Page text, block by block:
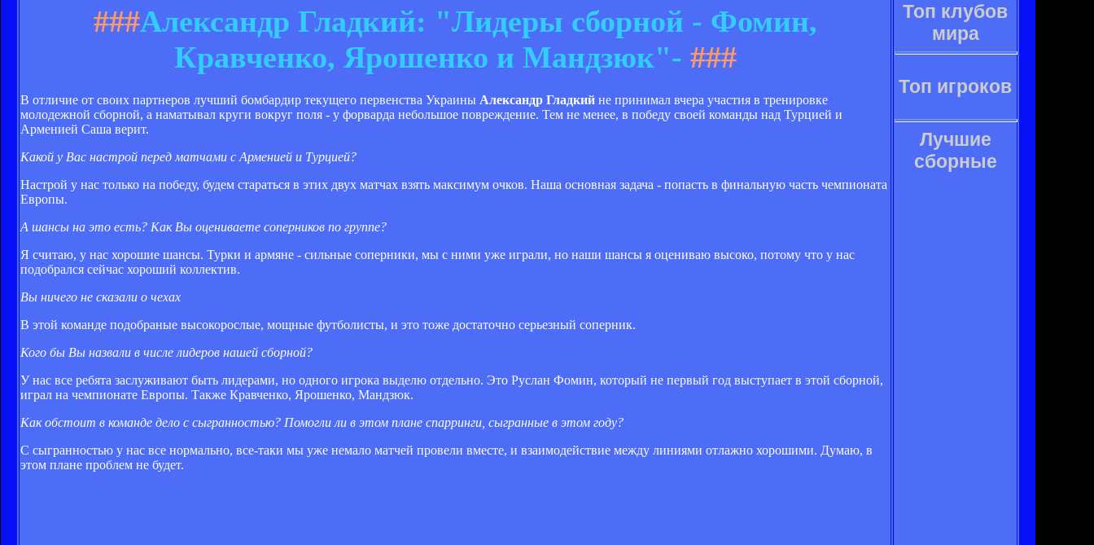
###Александр Гладкий: "Лидеры сборной - Фомин,
Кравченко, Ярошенко и Мандзюк"- ###
В отличие от своих партнеров лучший бомбардир текущего первенства Украины Александр Гладкий не принимал вчера участия в тренировке
молодежной сборной, а наматывал круги вокруг поля - у форварда небольшое повреждение. Тем не менее, в победу своей команды над Турцией и
Арменией Саша верит.
Какой у Вас настрой перед матчами с Арменией и Турцией?
Настрой у нас только на победу, будем стараться в этих двух матчах взять максимум очков. Наша основная задача - попасть в финальную часть чемпионата
Европы.
А шансы на это есть? Как Вы оцениваете соперников по группе?
Я считаю, у нас хорошие шансы. Турки и армяне - сильные соперники, мы с ними уже играли, но наши шансы я оцениваю высоко, потому что у нас
подобрался сейчас хороший коллектив.
Вы ничего не сказали о чехах
В этой команде подобраные высокорослые, мощные футболисты, и это тоже достаточно серьезный соперник.
Кого бы Вы назвали в числе лидеров нашей сборной?
У нас все ребята заслуживают быть лидерами, но одного игрока выделю отдельно. Это Руслан Фомин, который не первый год выступает в этой сборной,
играл на чемпионате Европы. Также Кравченко, Ярошенко, Мандзюк.
Как обстоит в команде дело с сыгранностью? Помогли ли в этом плане спарринги, сыгранные в этом году?
С сыгранностью у нас все нормально, все-таки мы уже немало матчей провели вместе, и взаимодействие между линиями отлажно хорошими. Думаю, в
этом плане проблем не будет.
Топ клубов
мира
Топ игроков
Лучшие
сборные